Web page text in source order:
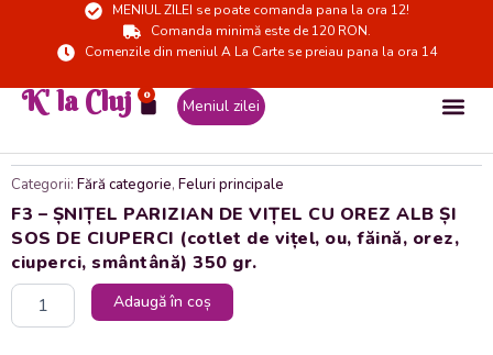
MENIUL ZILEI se poate comanda pana la ora 12!
Comanda minimă este de 120 RON.
Comenzile din meniul A La Carte se preiau pana la ora 14
K' la Cluj 0
Cart Meniul zilei
Categorii: Fără categorie, Feluri principale
F3 – ȘNIȚEL PARIZIAN DE VIȚEL CU OREZ ALB ȘI
SOS DE CIUPERCI (cotlet de vițel, ou, făină, orez,
ciuperci, smântână) 350 gr.
Cantitate
Adaugă în coș